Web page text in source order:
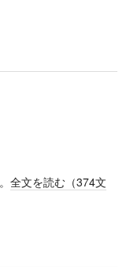
全文を読む（374文